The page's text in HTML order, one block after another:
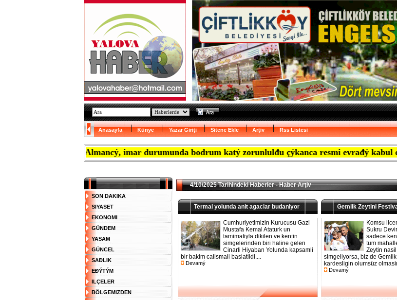
Anasayfa Künye Yazar Giriţi Sitene Ekle Arţiv Rss Listesi
isteyen Almancý, imar durumunda bodrum katý zorunlulđu çýkanca resmi evrađý kabul
SON DAKIKA
SIYASET
EKONOMI
GÜNDEM
YASAM
GÜNCEL
SAĐLIK
EĐÝTÝM
ILÇELER
BÖLGEMIZDEN
4/10/2025 Tarihindeki Haberler - Haber Arţiv
Termal yolunda anit agaclar budaniyor
Cumhuriyetimizin Kurucusu Gazi
Mustafa Kemal Ataturk un
tamimatiyla dikilen ve kentin
simgelerinden biri haline gelen
Cinarli Hiyaban Yolunda kapsamli
bir bakim calismali baslatildi....
Devamý
Gemlik Zeytini
Komsu
Sukru
sadece
tum
Zeytin
simgeliyorsa, biz de
kardesligin olumsüz
Devamý